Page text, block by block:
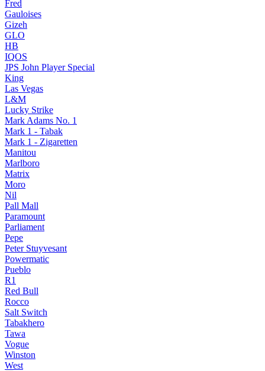
Fred
Gauloises
Gizeh
GLO
HB
IQOS
JPS John Player Special
King
Las Vegas
L&M
Lucky Strike
Mark Adams No. 1
Mark 1 - Tabak
Mark 1 - Zigaretten
Manitou
Marlboro
Matrix
Moro
Nil
Pall Mall
Paramount
Parliament
Pepe
Peter Stuyvesant
Powermatic
Pueblo
R1
Red Bull
Rocco
Salt Switch
Tabakhero
Tawa
Vogue
Winston
West